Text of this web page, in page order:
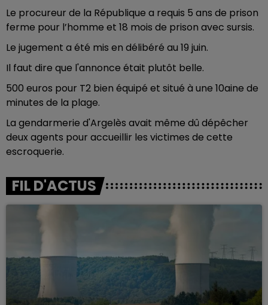
Le procureur de la République a requis 5 ans de prison
ferme pour l’homme et 18 mois de prison avec sursis.
Le jugement a été mis en délibéré au 19 juin.
Il faut dire que l'annonce était plutôt belle.
500 euros pour T2 bien équipé et situé à une 10aine de
minutes de la plage.
La gendarmerie d'Argelès avait même dû dépêcher
deux agents pour accueillir les victimes de cette
escroquerie.
FIL D'ACTUS